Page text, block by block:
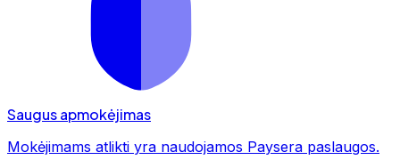
Saugus apmokėjimas
Mokėjimams atlikti yra naudojamos Paysera paslaugos.